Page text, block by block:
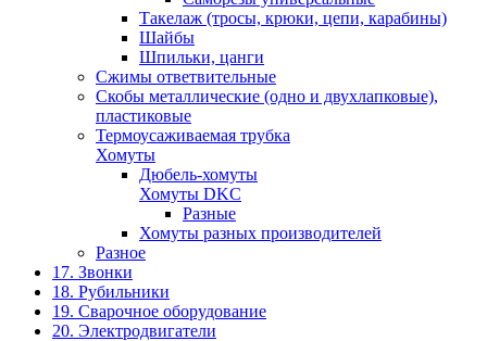
Такелаж (тросы, крюки, цепи, карабины)
Шайбы
Шпильки, цанги
Сжимы ответвительные
Скобы металлические (одно и двухлапковые),
пластиковые
Термоусаживаемая трубка
Хомуты
Дюбель-хомуты
Хомуты DKC
Разные
Хомуты разных производителей
Разное
17. Звонки
18. Рубильники
19. Сварочное оборудование
20. Электродвигатели